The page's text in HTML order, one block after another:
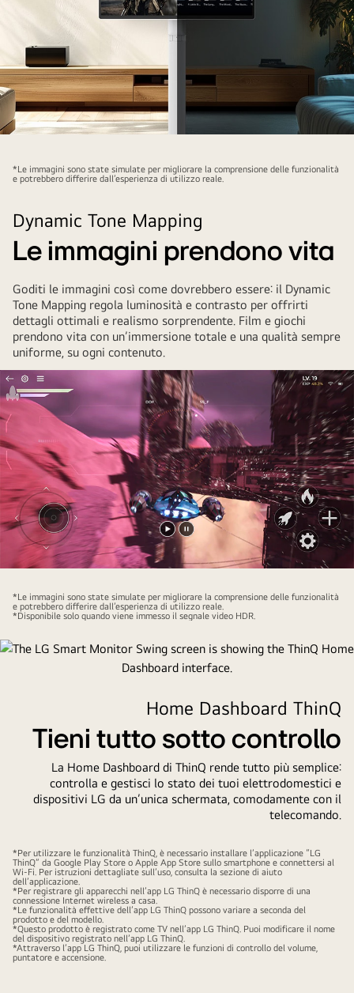
left
image
the
daytime
appearance
the
brightness
adjustment
feature,
while
the
right
image
shows
the
nighttime
appearance
with
same
*Le immagini sono state simulate per migliorare la comprensione delle funzionalità
e potrebbero differire dall’esperienza di utilizzo reale.
Dynamic Tone Mapping
Le immagini prendono vita
Goditi le immagini così come dovrebbero essere: il Dynamic
Tone Mapping regola luminosità e contrasto per offrirti
dettagli ottimali e realismo sorprendente. Film e giochi
prendono vita con un’immersione totale e una qualità sempre
uniforme, su ogni contenuto.
Riproduci
il
Metti
il
in
pausa.
*Le immagini sono state simulate per migliorare la comprensione delle funzionalità
e potrebbero differire dall’esperienza di utilizzo reale.
*Disponibile solo quando viene immesso il segnale video HDR.
Home Dashboard ThinQ
Tieni tutto sotto controllo
La Home Dashboard di ThinQ rende tutto più semplice:
controlla e gestisci lo stato dei tuoi elettrodomestici e
dispositivi LG da un’unica schermata, comodamente con il
telecomando.
*Per utilizzare le funzionalità ThinQ, è necessario installare l’applicazione “LG
ThinQ” da Google Play Store o Apple App Store sullo smartphone e connettersi al
Wi-Fi. Per istruzioni dettagliate sull’uso, consulta la sezione di aiuto
dell’applicazione.
*Per registrare gli apparecchi nell’app LG ThinQ è necessario disporre di una
connessione Internet wireless a casa.
*Le funzionalità effettive dell’app LG ThinQ possono variare a seconda del
prodotto e del modello.
*Questo prodotto è registrato come TV nell’app LG ThinQ. Puoi modificare il nome
del dispositivo registrato nell’app LG ThinQ.
*Attraverso l’app LG ThinQ, puoi utilizzare le funzioni di controllo del volume,
puntatore e accensione.